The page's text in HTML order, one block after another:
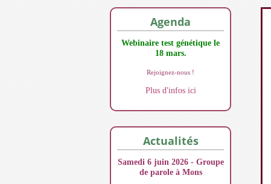
Agenda
Webinaire test génétique le
18 mars.
Rejoignez-nous !
Plus d'infos ici
Actualités
Samedi 6 juin 2026 - Groupe
de parole à Mons